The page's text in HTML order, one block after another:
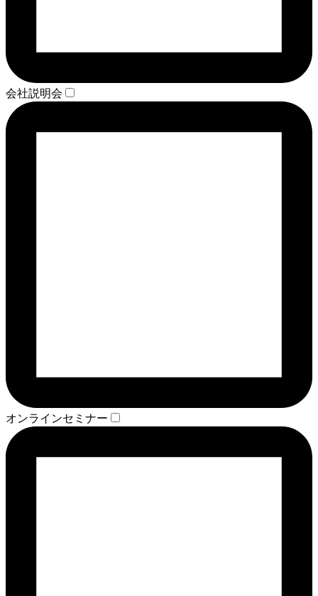
会社説明会
オンラインセミナー